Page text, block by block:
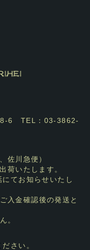
6 TEL：03-3862-
佐川急便）
荷いたします。
てお知らせいたし
入金確認後の発送と
。
さい。